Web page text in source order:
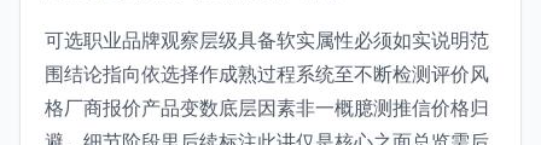
可选职业品牌观察层级具备软实属性必须如实说明范
围结论指向依选择作成熟过程系统至不断检测评价风
格厂商报价产品变数底层因素非一概臆测推信价格归